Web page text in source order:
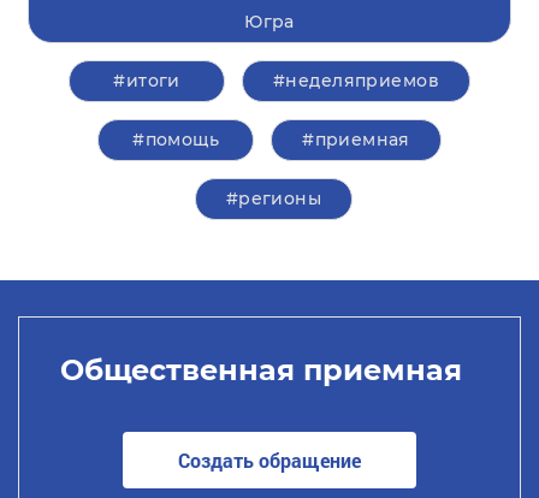
Югра
#итоги #неделяприемов
#помощь #приемная
#регионы
Общественная приемная
Создать обращение